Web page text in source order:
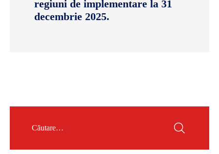
regiuni de implementare la 31
decembrie 2025.